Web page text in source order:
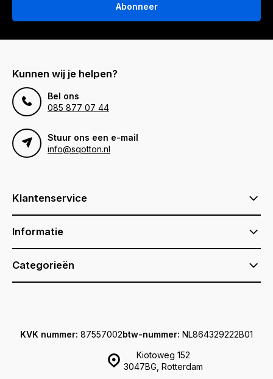
Abonneer
Kunnen wij je helpen?
Bel ons
085 877 07 44
Stuur ons een e-mail
info@sqotton.nl
Klantenservice
Informatie
Categorieën
Kiotoweg 152
3047BG, Rotterdam
KVK nummer: 87557002btw-nummer: NL864329222B01